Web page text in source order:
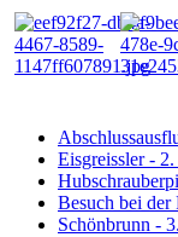
Eisgreissler -
Besuch bei der
Schönbrunn -